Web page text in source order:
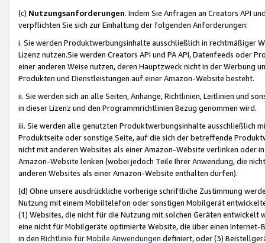
(c) Nutzungsanforderungen. Indem Sie Anfragen an Creators API
verpflichten Sie sich zur Einhaltung der folgenden Anforderungen:
i. Sie werden Produktwerbungsinhalte ausschließlich in rechtmäßiger
Lizenz nutzen.Sie werden Creators API und PA API, Datenfeeds oder
einer anderen Weise nutzen, deren Hauptzweck nicht in der Werbung
Produkten und Dienstleistungen auf einer Amazon-Website besteht.
ii. Sie werden sich an alle Seiten, Anhänge, Richtlinien, Leitlinien und
in dieser Lizenz und den Programmrichtlinien Bezug genommen wird.
iii. Sie werden alle genutzten Produktwerbungsinhalte ausschließlich
Produktseite oder sonstige Seite, auf die sich der betreffende
nicht mit anderen Websites als einer Amazon-Website verlinken oder
Amazon-Website lenken (wobei jedoch Teile Ihrer Anwendung, die
anderen Websites als einer Amazon-Website enthalten dürfen).
(d) Ohne unsere ausdrückliche vorherige schriftliche Zustimmung
Nutzung mit einem Mobiltelefon oder sonstigen Mobilgerät
(1) Websites, die nicht für die Nutzung mit solchen Geräten
eine nicht für Mobilgeräte optimierte Website, die über einen
in den Richtlinie für Mobile Anwendungen definiert, oder (3)